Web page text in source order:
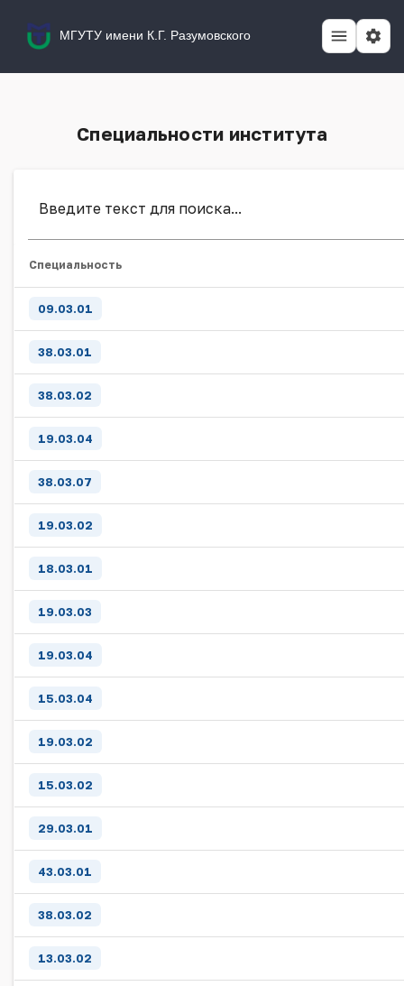
МГУТУ имени К.Г. Разумовского
Специальности института
Специальность
09.03.01
38.03.01
38.03.02
19.03.04
38.03.07
19.03.02
18.03.01
19.03.03
19.03.04
15.03.04
19.03.02
15.03.02
29.03.01
43.03.01
38.03.02
13.03.02